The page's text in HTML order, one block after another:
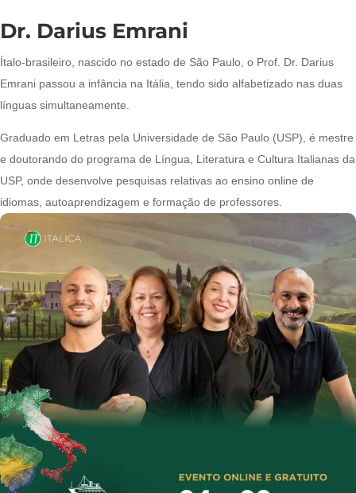
Dr. Darius Emrani
Ítalo-brasileiro, nascido no estado de São Paulo, o Prof. Dr. Darius
Emrani passou a infância na Itália, tendo sido alfabetizado nas duas
línguas simultaneamente.
Graduado em Letras pela Universidade de São Paulo (USP), é mestre
e doutorando do programa de Língua, Literatura e Cultura Italianas da
USP, onde desenvolve pesquisas relativas ao ensino online de
idiomas, autoaprendizagem e formação de professores.